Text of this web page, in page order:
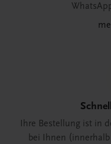
Ihre Bestellung ist in
bei Ihnen